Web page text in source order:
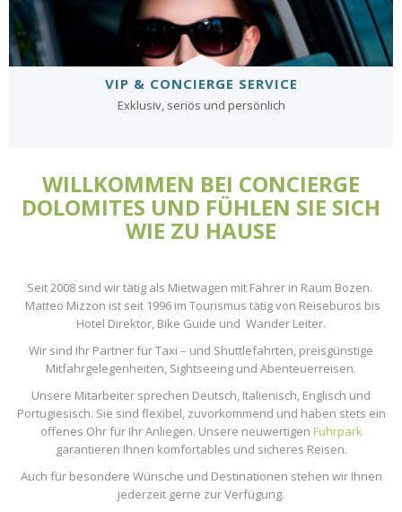
VIP & CONCIERGE SERVICE
Exklusiv, seriös und persönlich
WILLKOMMEN BEI CONCIERGE
DOLOMITES UND FÜHLEN SIE SICH
WIE ZU HAUSE
Seit 2008 sind wir tätig als Mietwagen mit Fahrer in Raum Bozen.
Matteo Mizzon ist seit 1996 im Tourismus tätig von Reisebüros bis
Hotel Direktor, Bike Guide und Wander Leiter.
Wir sind Ihr Partner für Taxi – und Shuttlefahrten, preisgünstige
Mitfahrgelegenheiten, Sightseeing und Abenteuerreisen.
Unsere Mitarbeiter sprechen Deutsch, Italienisch, Englisch und
Portugiesisch. Sie sind flexibel, zuvorkommend und haben stets ein
offenes Ohr für Ihr Anliegen. Unsere neuwertigen Fuhrpark
garantieren Ihnen komfortables und sicheres Reisen.
Auch für besondere Wünsche und Destinationen stehen wir Ihnen
jederzeit gerne zur Verfügung.